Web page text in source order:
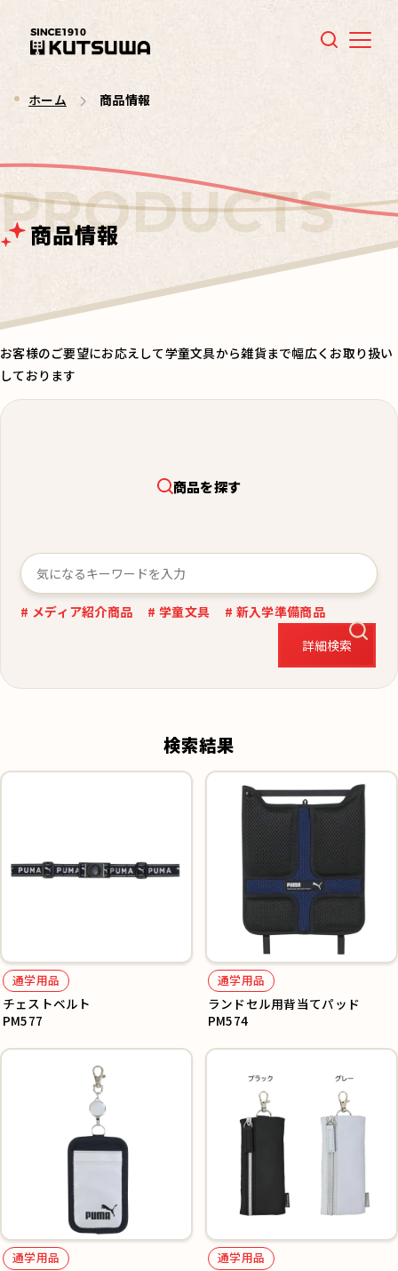
Menu
ホーム 商品情報
商品情報
お客様のご要望にお応えして学童文具から雑貨まで幅広くお取り扱い
しております
商品を探す
詳細検索
# メディア紹介商品 # 学童文具 # 新入学準備商品
検索結果
通学用品
チェストベルト
PM577
通学用品
ランドセル用背当てパッド
PM574
通学用品 通学用品